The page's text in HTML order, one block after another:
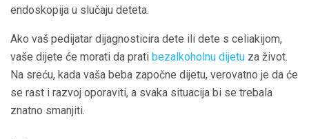
endoskopija u slučaju deteta.
Ako vaš pedijatar dijagnosticira dete ili dete s celiakijom,
vaše dijete će morati da prati bezalkoholnu dijetu za život.
Na sreću, kada vaša beba započne dijetu, verovatno je da će
se rast i razvoj oporaviti, a svaka situacija bi se trebala
znatno smanjiti.